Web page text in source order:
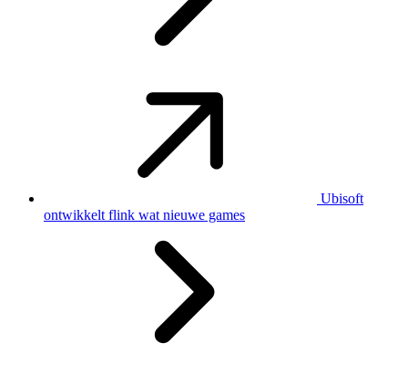
Ubisoft
ontwikkelt flink wat nieuwe games